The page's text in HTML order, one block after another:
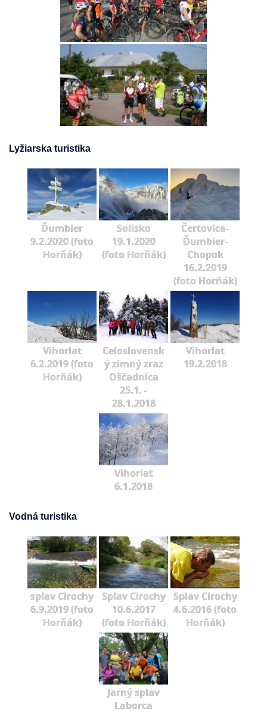
Lyžiarska turistika
Ďumbier
9.2.2020 (foto
Horňák)
Solisko
19.1.2020
(foto Horňák)
Čertovica-
Ďumbier-
Chopok
16.2.2019
(foto Horňák)
Vihorlat
6.2.2019 (foto
Horňák)
Celoslovensk
ý zimný zraz
Oščadnica
25.1. -
28.1.2018
Vihorlat
19.2.2018
Vihorlat
6.1.2018
Vodná turistika
splav Cirochy
6.9.2019 (foto
Horňák)
Splav Cirochy
10.6.2017
(foto Horňák)
Splav Cirochy
4.6.2016 (foto
Horňák)
Jarný splav
Laborca